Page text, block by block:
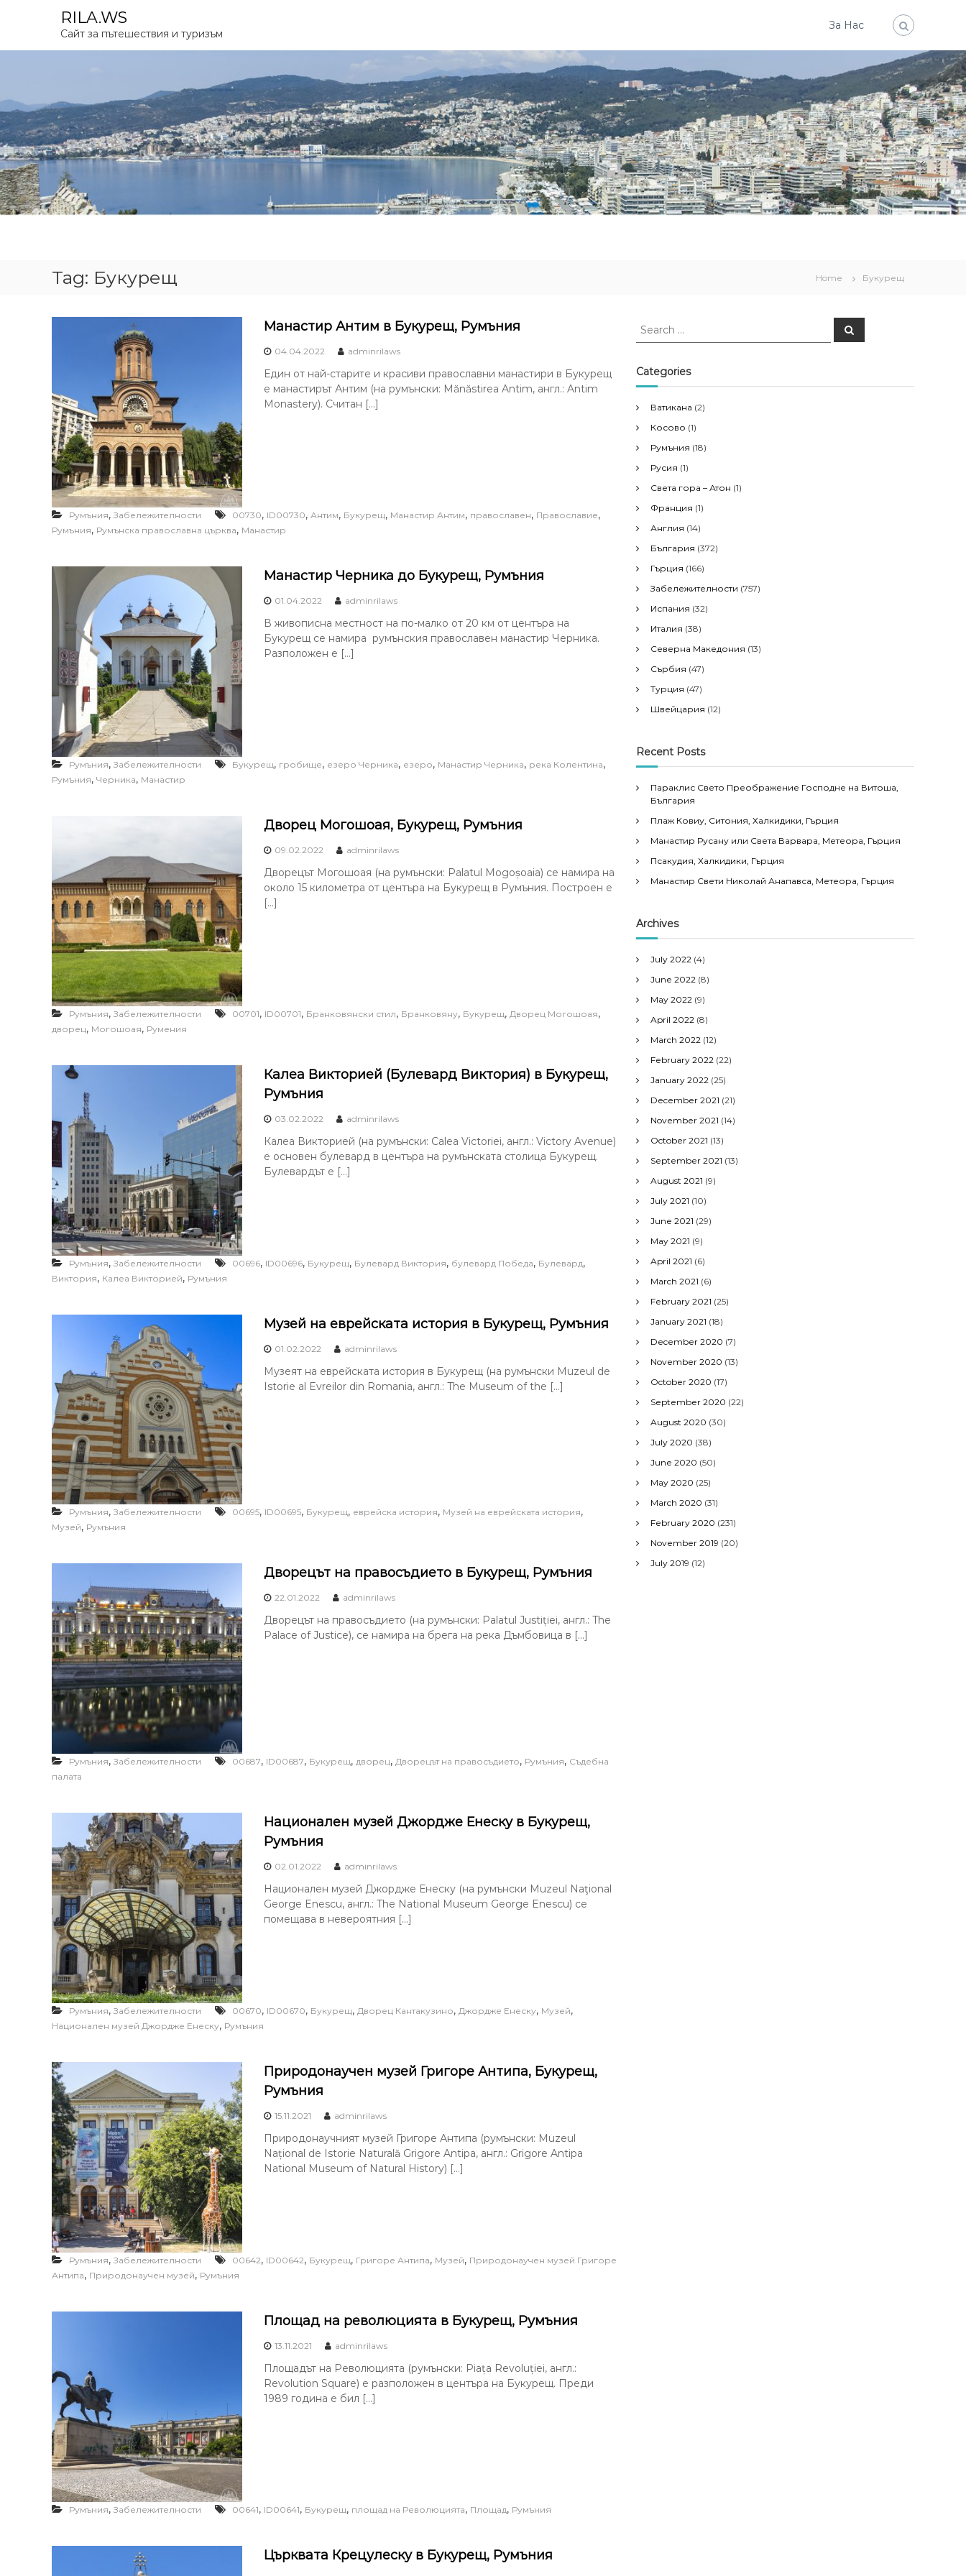
p
c
o
n
t
e
n
t
RILA.WS
Сайт за пътешествия и туризъм
За Нас
Tag: Букурещ Home Букурещ
Манастир Антим в Букурещ, Румъния
04.04.2022 adminrilaws
Един от най-старите и красиви православни манастири в Букурещ
е манастирът Антим (на румънски: Mănăstirea Antim, англ.: Antim
Monastery). Считан […]
Румъния, Забележителности 00730, ID00730, Антим, Букурещ, Манастир Антим, православен, Православие,
Румъния, Румънска православна църква, Манастир
Манастир Черника до Букурещ, Румъния
01.04.2022 adminrilaws
В живописна местност на по-малко от 20 км от центъра на
Букурещ се намира румънския православен манастир Черника.
Разположен е […]
Румъния, Забележителности Букурещ, гробище, езеро Черника, езеро, Манастир Черника, река Колентина,
Румъния, Черника, Манастир
Дворец Могошоая, Букурещ, Румъния
09.02.2022 adminrilaws
Дворецът Могошоая (на румънски: Palatul Mogoșoaia) се намира на
около 15 километра от центъра на Букурещ в Румъния. Построен е
[…]
Румъния, Забележителности 00701, ID00701, Бранковянски стил, Бранковяну, Букурещ, Дворец Могошоая,
дворец, Могошоая, Румения
Калеа Викторией (Булевард Виктория) в Букурещ,
Румъния
03.02.2022 adminrilaws
Калеа Викторией (на румънски: Calea Victoriei, англ.: Victory Avenue)
е основен булевард в центъра на румънската столица Букурещ.
Булевардът е […]
Румъния, Забележителности 00696, ID00696, Букурещ, Булевард Виктория, булевард Победа, Булевард,
Виктория, Калеа Викторией, Румъния
Музей на еврейската история в Букурещ, Румъния
01.02.2022 adminrilaws
Музеят на еврейската история в Букурещ (на румънски Muzeul de
Istorie al Evreilor din Romania, англ.: The Museum of the […]
Румъния, Забележителности 00695, ID00695, Букурещ, еврейска история, Музей на еврейската история,
Музей, Румъния
Дворецът на правосъдието в Букурещ, Румъния
22.01.2022 adminrilaws
Дворецът на правосъдието (на румънски: Palatul Justiției, англ.: The
Palace of Justice), се намира на брега на река Дъмбовица в […]
Румъния, Забележителности 00687, ID00687, Букурещ, дворец, Дворецът на правосъдието, Румъния, Съдебна
палата
Национален музей Джордже Енеску в Букурещ,
Румъния
02.01.2022 adminrilaws
Национален музей Джордже Енеску (на румънски Muzeul Naţional
George Enescu, англ.: The National Museum George Enescu) се
помещава в невероятния […]
Румъния, Забележителности 00670, ID00670, Букурещ, Дворец Кантакузино, Джордже Енеску, Музей,
Национален музей Джордже Енеску, Румъния
Природонаучен музей Григоре Антипа, Букурещ,
Румъния
15.11.2021 adminrilaws
Природонаучният музей Григоре Антипа (румънски: Muzeul
Național de Istorie Naturală Grigore Antipa, англ.: Grigore Antipa
National Museum of Natural History) […]
Румъния, Забележителности 00642, ID00642, Букурещ, Григоре Антипа, Музей, Природонаучен музей Григоре
Антипа, Природонаучен музей, Румъния
Площад на революцията в Букурещ, Румъния
13.11.2021 adminrilaws
Площадът на Революцията (румънски: Piața Revoluției, англ.:
Revolution Square) е разположен в центъра на Букурещ. Преди
1989 година е бил […]
Румъния, Забележителности 00641, ID00641, Букурещ, площад на Революцията, Площад, Румъния
Църквата Крецулеску в Букурещ, Румъния
S
r
c
f
o
r
S
e
Categories
Ватикана (2)
Косово (1)
Румъния (18)
Русия (1)
Света гора – Атон (1)
Франция (1)
Англия (14)
България (372)
Гърция (166)
Забележителности (757)
Испания (32)
Италия (38)
Северна Македония (13)
Сърбия (47)
Турция (47)
Швейцария (12)
Recent Posts
Параклис Свето Преображение Господне на Витоша,
България
Плаж Ковиу, Ситония, Халкидики, Гърция
Манастир Русану или Света Варвара, Метеора, Гърция
Псакудия, Халкидики, Гърция
Манастир Свети Николай Анапавса, Метеора, Гърция
Archives
July 2022 (4)
June 2022 (8)
May 2022 (9)
April 2022 (8)
March 2022 (12)
February 2022 (22)
January 2022 (25)
December 2021 (21)
November 2021 (14)
October 2021 (13)
September 2021 (13)
August 2021 (9)
July 2021 (10)
June 2021 (29)
May 2021 (9)
April 2021 (6)
March 2021 (6)
February 2021 (25)
January 2021 (18)
December 2020 (7)
November 2020 (13)
October 2020 (17)
September 2020 (22)
August 2020 (30)
July 2020 (38)
June 2020 (50)
May 2020 (25)
March 2020 (31)
February 2020 (231)
November 2019 (20)
July 2019 (12)